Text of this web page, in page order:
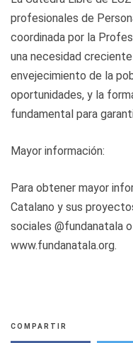
profesionales de
coordinada por la
una necesidad
envejecimiento de la
oportunidades, y la
fundamental para
Mayor información:
Para obtener mayor
Catalano y sus
sociales @fundanatala
www.fundanatala.org.
COMPARTIR